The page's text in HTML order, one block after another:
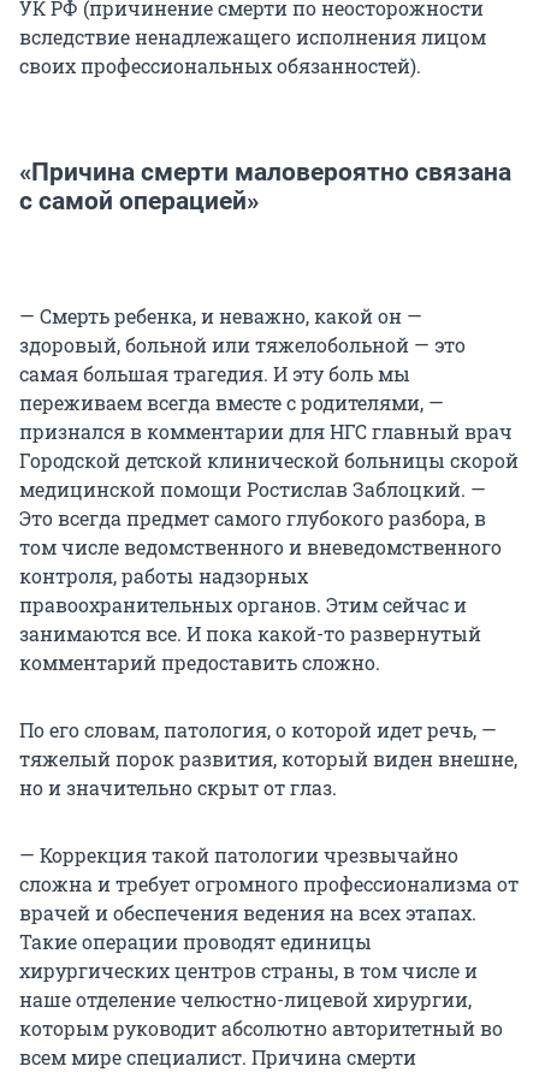
УК РФ (причинение смерти по неосторожности
вследствие ненадлежащего исполнения лицом
своих профессиональных обязанностей).
«Причина смерти маловероятно связана
с самой операцией»
— Смерть ребенка, и неважно, какой он —
здоровый, больной или тяжелобольной — это
самая большая трагедия. И эту боль мы
переживаем всегда вместе с родителями, —
признался в комментарии для НГС главный врач
Городской детской клинической больницы скорой
медицинской помощи Ростислав Заблоцкий. —
Это всегда предмет самого глубокого разбора, в
том числе ведомственного и вневедомственного
контроля, работы надзорных
правоохранительных органов. Этим сейчас и
занимаются все. И пока какой-то развернутый
комментарий предоставить сложно.
По его словам, патология, о которой идет речь, —
тяжелый порок развития, который виден внешне,
но и значительно скрыт от глаз.
— Коррекция такой патологии чрезвычайно
сложна и требует огромного профессионализма от
врачей и обеспечения ведения на всех этапах.
Такие операции проводят единицы
хирургических центров страны, в том числе и
наше отделение челюстно-лицевой хирургии,
которым руководит абсолютно авторитетный во
всем мире специалист. Причина смерти